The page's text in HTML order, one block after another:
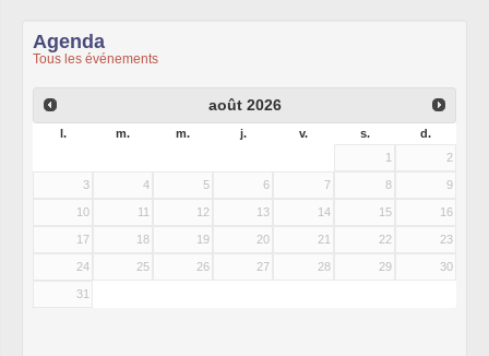
Agenda
Tous les événements
août 2026
l. m. m. j. v. s.
d.
1
2
3 4 5 6 7 8 9
10 11 12 13 14 15 16
17 18 19 20 21 22 23
24 25 26 27 28 29 30
31